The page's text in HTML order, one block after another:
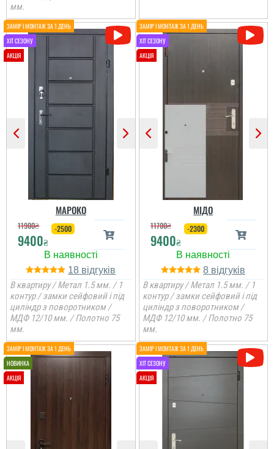
мм.
МАРОКО
11900₴
9400₴
-2500
18
В квартиру / Метал 1.5 мм. / 1
контур / замки сейфовий і під
циліндр з поворотником /
МДФ 12/10 мм. / Полотно 75
мм.
МІДО
11700₴
9400₴
-2300
8
В квартиру / Метал 1.5 мм. / 1
контур / замки сейфовий і під
циліндр з поворотником /
МДФ 12/10 мм. / Полотно 75
мм.